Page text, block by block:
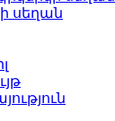
սեղան